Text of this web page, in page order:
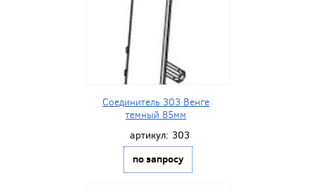
Соединитель 303 Венге
темный 85мм
артикул: 303
по запросу